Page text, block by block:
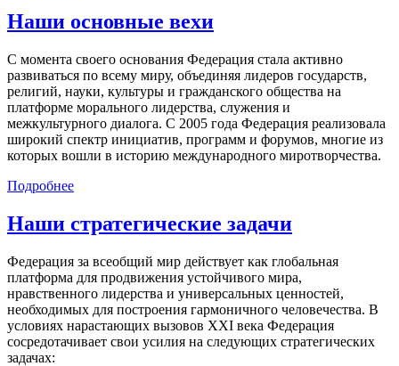
Наши основные вехи
С момента своего основания Федерация стала активно
развиваться по всему миру, объединяя лидеров государств,
религий, науки, культуры и гражданского общества на
платформе морального лидерства, служения и
межкультурного диалога. С 2005 года Федерация реализовала
широкий спектр инициатив, программ и форумов, многие из
которых вошли в историю международного миротворчества.
Подробнее
Наши стратегические задачи
Федерация за всеобщий мир действует как глобальная
платформа для продвижения устойчивого мира,
нравственного лидерства и универсальных ценностей,
необходимых для построения гармоничного человечества. В
условиях нарастающих вызовов XXI века Федерация
сосредотачивает свои усилия на следующих стратегических
задачах: